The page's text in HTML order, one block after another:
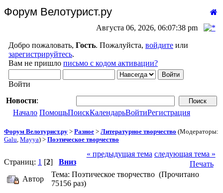
Форум Велотурист.ру
Августа 06, 2026, 06:07:38 pm
Добро пожаловать, Гость. Пожалуйста, войдите или
зарегистрируйтесь.
Вам не пришло письмо с кодом активации?
Войти
Новости:
Начало ПомощьПоискКалендарьВойтиРегистрация
Форум Велотурист.ру > Разное > Литературное творчество (Модераторы:
Galu Mayya) > Поэтическое творчество
Страниц: 1 [2] Вниз
« предыдущая тема следующая тема »
Печать
Автор
Тема: Поэтическое творчество (Прочитано
75156 раз)